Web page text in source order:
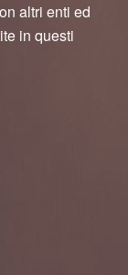
altri enti ed
in questi